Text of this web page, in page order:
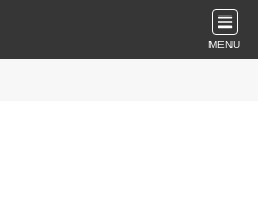
MENU